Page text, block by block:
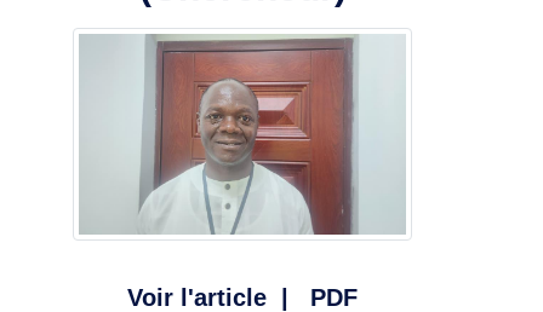
Voir l'article PDF